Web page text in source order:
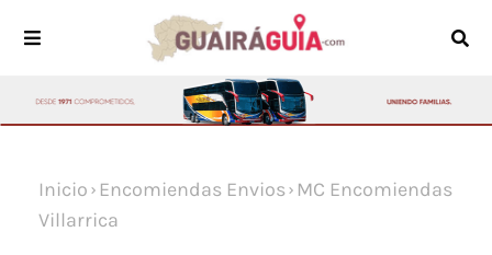
Inicio Encomiendas Envios MC Encomiendas
Villarrica